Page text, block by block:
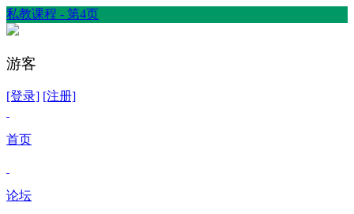
私教课程 - 第4页
游客
[登录] [注册]
首页
论坛